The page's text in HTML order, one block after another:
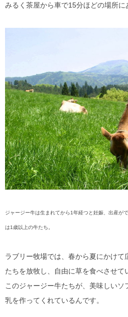
みるく茶屋から車で15分ほどの場所に
ジャージー牛は生まれてから1年経つと妊娠、出産が
は1歳以上の牛たち。
ラブリー牧場では、春から夏にかけ
たちを放牧し、自由に草を食べさせて
このジャージー牛たちが、美味しい
乳を作ってくれているんです。